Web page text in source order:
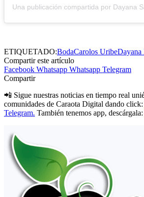
ETIQUETADO:BodaCarolos UribeDayana
Compartir este artículo
Facebook Whatsapp Whatsapp Telegram
Compartir
📲 Sigue nuestras noticias en tiempo real
comunidades de Caraota Digital dando click:
Telegram. También tenemos app, descárgala: